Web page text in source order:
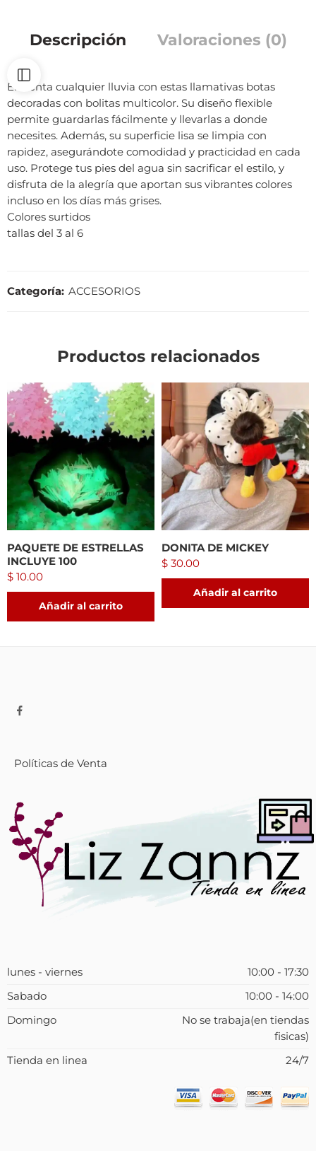
Descripción Valoraciones (0)
Enfrenta cualquier lluvia con estas llamativas botas
decoradas con bolitas multicolor. Su diseño flexible
permite guardarlas fácilmente y llevarlas a donde
necesites. Además, su superficie lisa se limpia con
rapidez, asegurándote comodidad y practicidad en cada
uso. Protege tus pies del agua sin sacrificar el estilo, y
disfruta de la alegría que aportan sus vibrantes colores
incluso en los días más grises.
Colores surtidos
tallas del 3 al 6
Categoría: ACCESORIOS
Productos relacionados
PAQUETE DE ESTRELLAS
INCLUYE 100
$ 10.00
Añadir al carrito
DONITA DE MICKEY
$ 30.00
Añadir al carrito
Políticas de Venta
lunes - viernes
10:00 - 17:30
Sabado
10:00 - 14:00
Domingo
No se trabaja(en tiendas
fisicas)
Tienda en linea
24/7